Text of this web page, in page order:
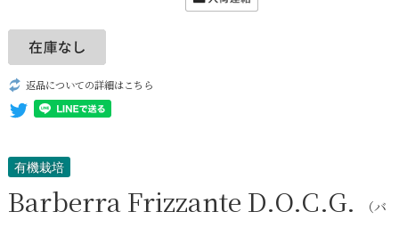
返品についての詳細はこちら
有機栽培
Barberra Frizzante D.O.C.G. （バ